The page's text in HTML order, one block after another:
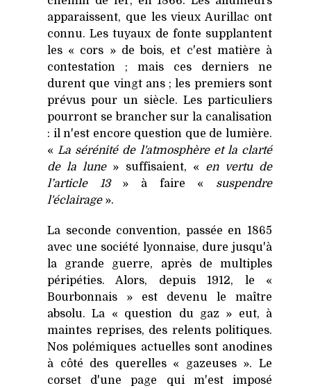
apparaissent, que les vieux Aurillac ont
connu. Les tuyaux de fonte supplantent
les « cors » de bois, et c'est matière à
contestation ; mais ces derniers ne
durent que vingt ans ; les premiers sont
prévus pour un siècle. Les particuliers
pourront se brancher sur la canalisation
: il n'est encore question que de lumière.
«La sérénité de l'atmosphère et la clarté
de la lune» suffisaient, « en vertu de
l’article 13» à faire « suspendre
l'éclairage».
La seconde convention, passée en 1865
avec une société lyonnaise, dure jusqu'à
la grande guerre, après de multiples
péripéties. Alors, depuis 1912, le «
Bourbonnais » est devenu le maître
absolu. La « question du gaz » eut, à
maintes reprises, des relents politiques.
Nos polémiques actuelles sont anodines
à côté des querelles « gazeuses ». Le
corset d'une page qui m'est imposé